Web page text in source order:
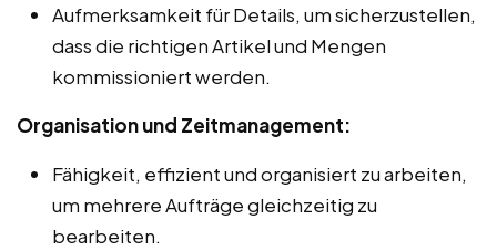
Aufmerksamkeit für Details, um sicherzustellen,
dass die richtigen Artikel und Mengen
kommissioniert werden.
Organisation und Zeitmanagement:
Fähigkeit, effizient und organisiert zu arbeiten,
um mehrere Aufträge gleichzeitig zu
bearbeiten.